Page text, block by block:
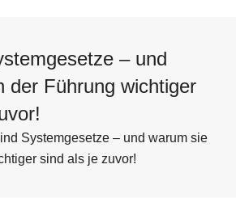
– und
der Führung wichtiger
Systemgesetze – und warum sie
sind als je zuvor!